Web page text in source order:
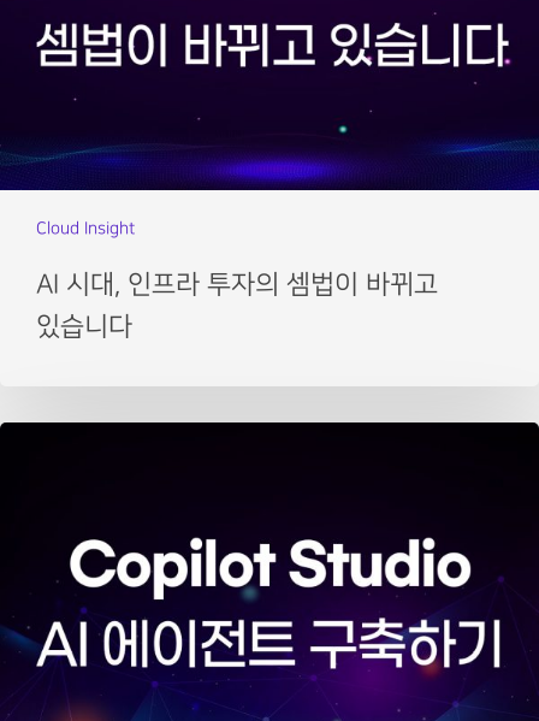
Cloud Insight
AI 시대, 인프라 투자의 셈법이 바뀌고
있습니다